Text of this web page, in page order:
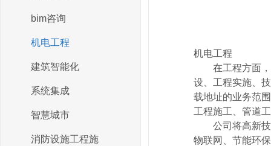
机电工程
在工程方面，
设、工程实施、
载地址的业务范
工程施工、管道
公司将高新技
物联网、节能环
bim咨询
机电工程
建筑智能化
系统集成
智慧城市
消防设施工程施